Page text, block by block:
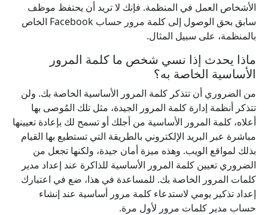
الأشخاص العمل في المنظمة. فإنك لا تريد أن يحتفظ موظف
سابق بحق الوصول إلى كلمة مرور حساب Facebook الخاص
بالمنظمة، على سبيل المثال.
ماذا يحدث إذا نسي شخص ما كلمة المرور
الأساسية الخاصة به؟
من الضروري أن تتذكر كلمة المرور الأساسية الخاصة بك. ولن
تتذكر أنظمة إدارة كلمة المرور الجيدة، مثل تلك المُوصى بها
أعلاه، كلمة المرور الأساسية من أجلك أو تسمح لك بإعادة تعيينها
مباشرة عبر البريد الإلكتروني بالطريقة التي تستطيع بها القيام
بذلك لمواقع الويب. وهذه ميزة أمان جيدة، ولكنها تجعل من
الضروري تعيين كلمة المرور الأساسية للذاكرة عند إعداد مدير
كلمات المرور الخاصة بك. للمساعدة في هذا، ضع في اعتبارك
إعداد تذكير يومي لاستدعاء كلمة مرور أساسية عند إنشاء
حساب مدير كلمات مرور لأول مرة.